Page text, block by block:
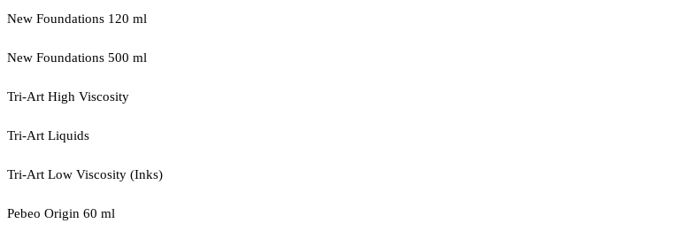
New Foundations 120 ml
New Foundations 500 ml
Tri-Art High Viscosity
Tri-Art Liquids
Tri-Art Low Viscosity (Inks)
Pebeo Origin 60 ml